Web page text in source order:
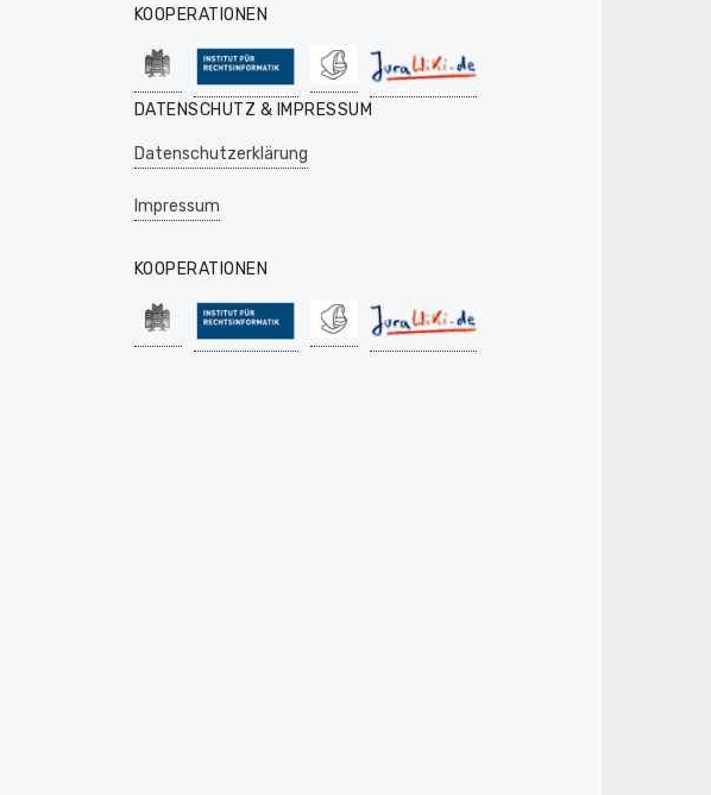
KOOPERATIONEN
DATENSCHUTZ & IMPRESSUM
Datenschutzerklärung
Impressum
KOOPERATIONEN